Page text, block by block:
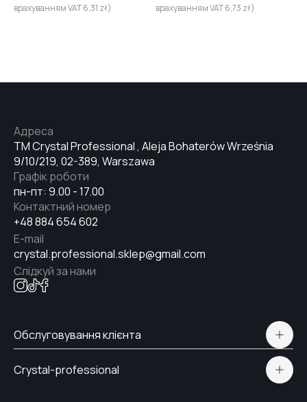
врахуванням VAT6,31 zł)
врахуванням VAT6,73 zł)
TM Crystal Professional , Aleja Bohaterów Września
9/10/219, 02-389, Warszawa
Адреса
пн-пт: 9.00 - 17.00
Графік роботи
+48 884 654 602
Контактний номер
crystal.professional.sklep@gmail.com
E-mail
Слідкуй за нами
Обслуговування клієнта
Доставка і Оплата
Crystal-professional